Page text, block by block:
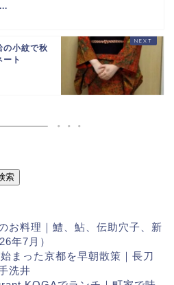
の小紋で秋
ト
索
お料理｜鱧、鮎、伝助穴子、新
年7月）
まった京都を早朝散策｜長刀
洗井